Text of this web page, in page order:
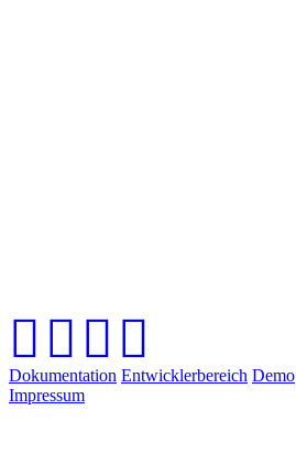
Dokumentation Entwicklerbereich Demo
Impressum